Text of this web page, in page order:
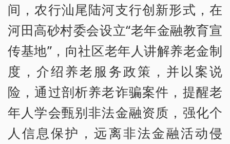
间，农行汕尾陆河支行创新形式，在
河田高砂村委会设立“老年金融教育宣
传基地”，向社区老年人讲解养老金制
度，介绍养老服务政策，并以案说
险，通过剖析养老诈骗案件，提醒老
年人学会甄别非法金融资质，强化个
人信息保护，远离非法金融活动侵